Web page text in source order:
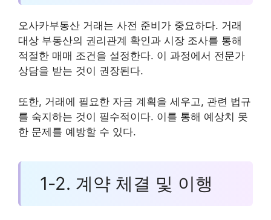
오사카부동산 거래는 사전 준비가 중요하다. 거래
대상 부동산의 권리관계 확인과 시장 조사를 통해
적절한 매매 조건을 설정한다. 이 과정에서 전문가
상담을 받는 것이 권장된다.
또한, 거래에 필요한 자금 계획을 세우고, 관련 법규
를 숙지하는 것이 필수적이다. 이를 통해 예상치 못
한 문제를 예방할 수 있다.
1-2. 계약 체결 및 이행